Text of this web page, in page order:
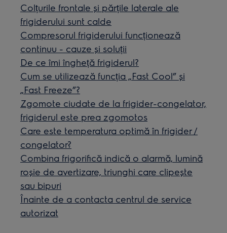
Colțurile frontale și părțile laterale ale
frigiderului sunt calde
Compresorul frigiderului funcționează
continuu - cauze și soluții
De ce îmi îngheță frigiderul?
Cum se utilizează funcția „Fast Cool” și
„Fast Freeze”?
Zgomote ciudate de la frigider-congelator,
frigiderul este prea zgomotos
Care este temperatura optimă în frigider /
congelator?
Combina frigorifică indică o alarmă, lumină
roșie de avertizare, triunghi care clipește
sau bipuri
Înainte de a contacta centrul de service
autorizat